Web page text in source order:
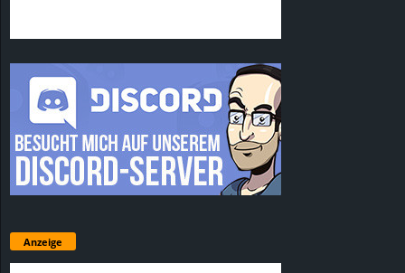
Anzeige